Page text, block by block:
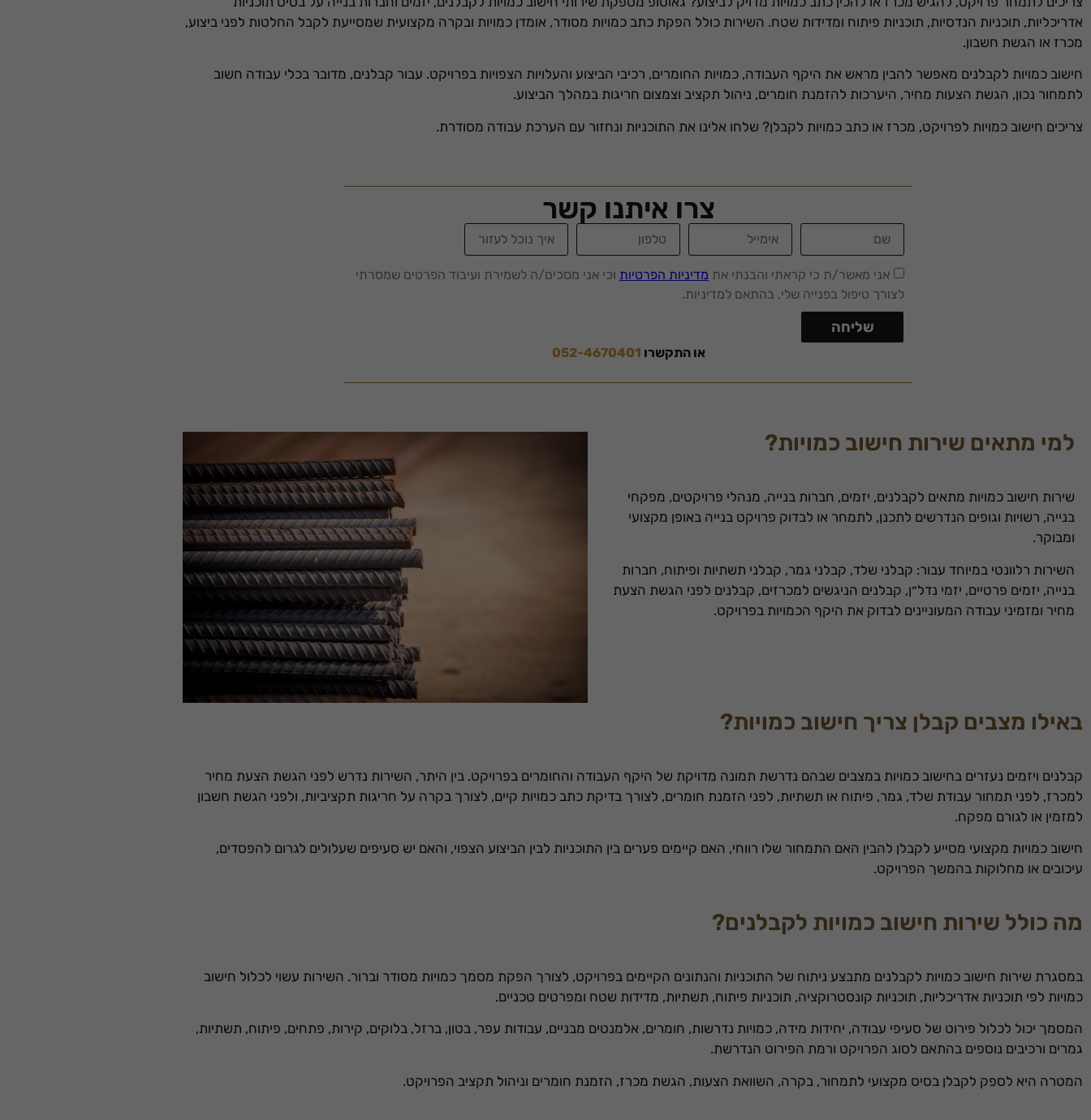
אדריכליות, תוכניות הנדסיות, תוכניות פיתוח ומדידות שטח. השירות כולל הפקת כתב כמויות מסודר, אומדן כמויות ובקרה מקצועית שמסייעת לקבל החלטות לפני ביצוע,
מכרז או הגשת חשבון.
חישוב כמויות לקבלנים מאפשר להבין מראש את היקף העבודה, כמויות החומרים, רכיבי הביצוע והעלויות הצפויות בפרויקט. עבור קבלנים, מדובר בכלי עבודה חשוב
לתמחור נכון, הגשת הצעות מחיר, היערכות להזמנת חומרים, ניהול תקציב וצמצום חריגות במהלך הביצוע.
צריכים חישוב כמויות לפרויקט, מכרז או כתב כמויות לקבלן? שלחו אלינו את התוכניות ונחזור עם הערכת עבודה מסודרת.
צרו איתנו קשר
אני מאשר/ת כי קראתי והבנתי את מדיניות הפרטיות וכי אני מסכים/ה לשמירת ועיבוד הפרטים שמסרתי
לצורך טיפול בפנייה שלי, בהתאם למדיניות.
שליחה
או התקשרו 052-4670401
למי מתאים שירות חישוב כמויות?
שירות חישוב כמויות מתאים לקבלנים, יזמים, חברות בנייה, מנהלי פרויקטים, מפקחי
בנייה, רשויות וגופים הנדרשים לתכנן, לתמחר או לבדוק פרויקט בנייה באופן מקצועי
ומבוקר.
השירות רלוונטי במיוחד עבור: קבלני שלד, קבלני גמר, קבלני תשתיות ופיתוח, חברות
בנייה, יזמים פרטיים, יזמי נדל״ן, קבלנים הניגשים למכרזים, קבלנים לפני הגשת הצעת
מחיר ומזמיני עבודה המעוניינים לבדוק את היקף הכמויות בפרויקט.
באילו מצבים קבלן צריך חישוב כמויות?
קבלנים ויזמים נעזרים בחישוב כמויות במצבים שבהם נדרשת תמונה מדויקת של היקף העבודה והחומרים בפרויקט. בין היתר, השירות נדרש לפני הגשת הצעת מחיר
למכרז, לפני תמחור עבודת שלד, גמר, פיתוח או תשתיות, לפני הזמנת חומרים, לצורך בדיקת כתב כמויות קיים, לצורך בקרה על חריגות תקציביות, ולפני הגשת חשבון
למזמין או לגורם מפקח.
חישוב כמויות מקצועי מסייע לקבלן להבין האם התמחור שלו רווחי, האם קיימים פערים בין התוכניות לבין הביצוע הצפוי, והאם יש סעיפים שעלולים לגרום להפסדים,
עיכובים או מחלוקות בהמשך הפרויקט.
מה כולל שירות חישוב כמויות לקבלנים?
במסגרת שירות חישוב כמויות לקבלנים מתבצע ניתוח של התוכניות והנתונים הקיימים בפרויקט, לצורך הפקת מסמך כמויות מסודר וברור. השירות עשוי לכלול חישוב
כמויות לפי תוכניות אדריכליות, תוכניות קונסטרוקציה, תוכניות פיתוח, תשתיות, מדידות שטח ומפרטים טכניים.
המסמך יכול לכלול פירוט של סעיפי עבודה, יחידות מידה, כמויות נדרשות, חומרים, אלמנטים מבניים, עבודות עפר, בטון, ברזל, בלוקים, קירות, פתחים, פיתוח, תשתיות,
גמרים ורכיבים נוספים בהתאם לסוג הפרויקט ורמת הפירוט הנדרשת.
המטרה היא לספק לקבלן בסיס מקצועי לתמחור, בקרה, השוואת הצעות, הגשת מכרז, הזמנת חומרים וניהול תקציב הפרויקט.